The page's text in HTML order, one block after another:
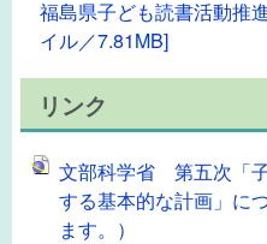
福島県子ども読書活動推
イル／7.81MB]
リンク
文部科学省 第五次「
する基本的な計画」に
ます。）